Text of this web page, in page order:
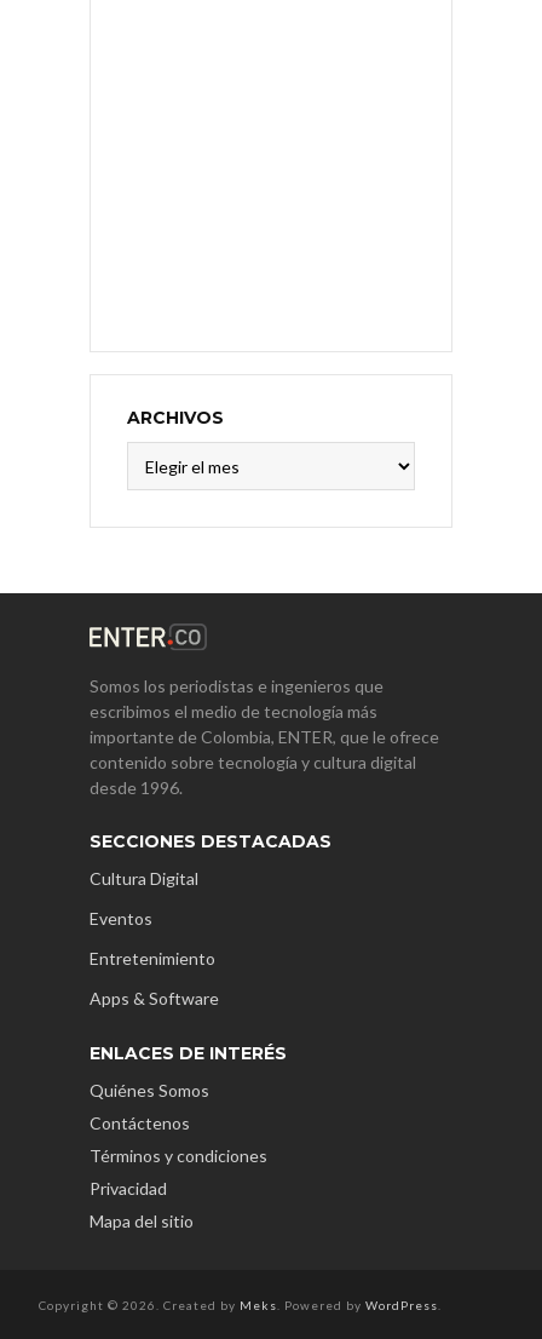
ARCHIVOS
Somos los periodistas e ingenieros que
escribimos el medio de tecnología más
importante de Colombia, ENTER, que le ofrece
contenido sobre tecnología y cultura digital
desde 1996.
SECCIONES DESTACADAS
Cultura Digital
Eventos
Entretenimiento
Apps & Software
ENLACES DE INTERÉS
Quiénes Somos
Contáctenos
Términos y condiciones
Privacidad
Mapa del sitio
Copyright © 2026. Created by Meks . Powered by WordPress